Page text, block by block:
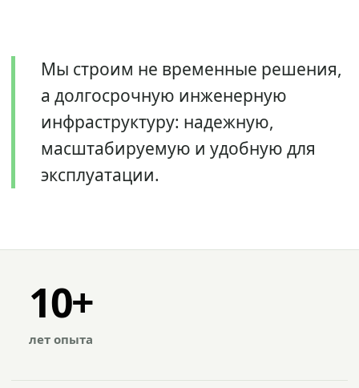
Мы строим не временные решения,
а долгосрочную инженерную
инфраструктуру: надежную,
масштабируемую и удобную для
эксплуатации.
10+
лет опыта